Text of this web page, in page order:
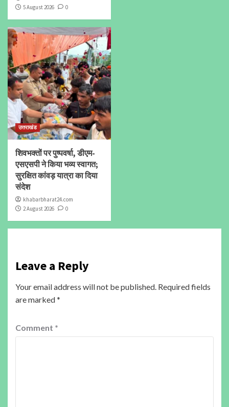
5 August 2026
0
उत्तराखंड
शिवभक्तों पर पुष्पवर्षा, डीएम-
एसएसपी ने किया भव्य स्वागत;
सुरक्षित कांवड़ यात्रा का दिया
संदेश
khabarbharat24.com
2 August 2026
0
Leave a Reply
Your email address will not be published. Required fields
are marked*
Comment *